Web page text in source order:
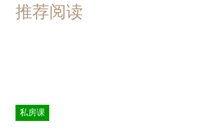
推荐阅读
私房课